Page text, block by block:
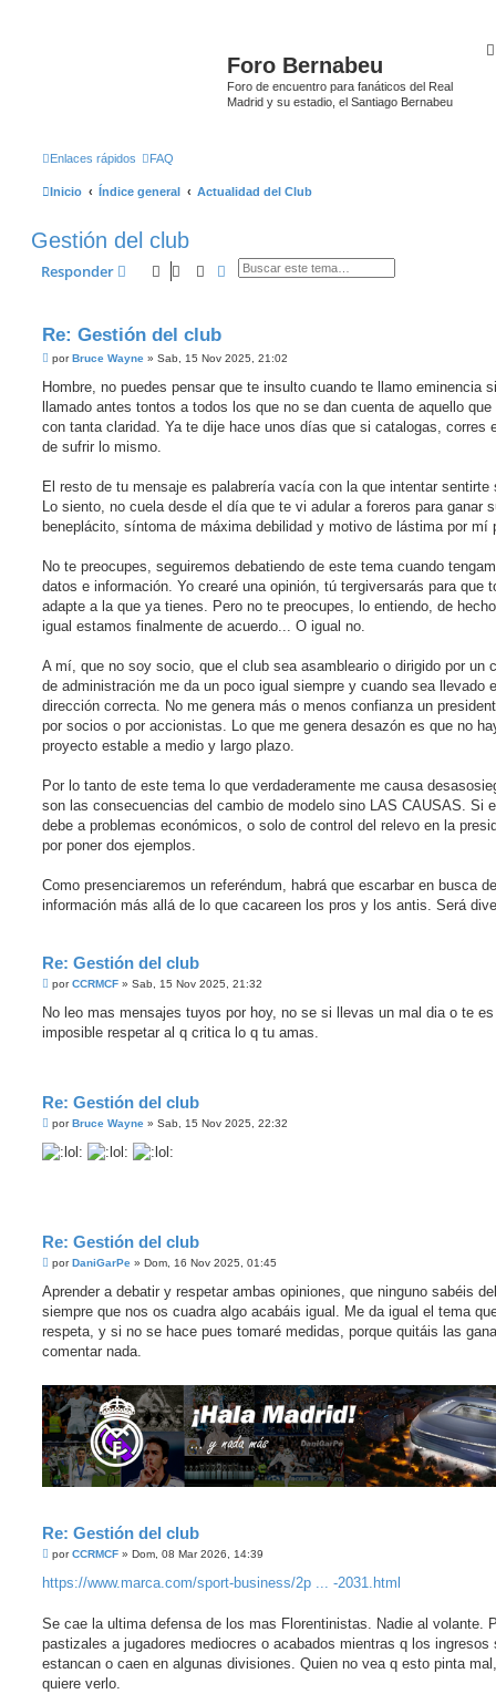
Foro Bernabeu
Foro de encuentro para fanáticos del Real
Madrid y su estadio, el Santiago Bernabeu
Enlaces rápidos FAQ
Inicio Índice general Actualidad del Club
Gestión del club
Responder BuscarBúsqueda avanzada
Re: Gestión del club
M
n
a
j
porBruce Wayne » Sab, 15 Nov 2025, 21:02
Hombre, no puedes pensar que te insulto cuando te llamo eminencia
llamado antes tontos a todos los que no se dan cuenta de aquello
con tanta claridad. Ya te dije hace unos días que si catalogas, corres
de sufrir lo mismo.
El resto de tu mensaje es palabrería vacía con la que intentar sentirte
Lo siento, no cuela desde el día que te vi adular a foreros para ganar
beneplácito, síntoma de máxima debilidad y motivo de lástima por mí
No te preocupes, seguiremos debatiendo de este tema cuando
datos e información. Yo crearé una opinión, tú tergiversarás para que
adapte a la que ya tienes. Pero no te preocupes, lo entiendo, de
igual estamos finalmente de acuerdo... O igual no.
A mí, que no soy socio, que el club sea asambleario o dirigido por un
de administración me da un poco igual siempre y cuando sea llevado
dirección correcta. No me genera más o menos confianza un
por socios o por accionistas. Lo que me genera desazón es que no
proyecto estable a medio y largo plazo.
Por lo tanto de este tema lo que verdaderamente me causa
son las consecuencias del cambio de modelo sino LAS CAUSAS. Si
debe a problemas económicos, o solo de control del relevo en la
por poner dos ejemplos.
Como presenciaremos un referéndum, habrá que escarbar en busca de
información más allá de lo que cacareen los pros y los antis. Será
Re: Gestión del club
M
n
a
porCCRMCF » Sab, 15 Nov 2025, 21:32
No leo mas mensajes tuyos por hoy, no se si llevas un mal dia o te es
imposible respetar al q critica lo q tu amas.
Re: Gestión del club
M
n
s
porBruce Wayne » Sab, 15 Nov 2025, 22:32
Re: Gestión del club
M
n
s
a
j
porDaniGarPe » Dom, 16 Nov 2025, 01:45
Aprender a debatir y respetar ambas opiniones, que ninguno sabéis
siempre que nos os cuadra algo acabáis igual. Me da igual el tema
respeta, y si no se hace pues tomaré medidas, porque quitáis las
comentar nada.
Re: Gestión del club
M
n
j
e
porCCRMCF » Dom, 08 Mar 2026, 14:39
https://www.marca.com/sport-business/2p ... -2031.html
Se cae la ultima defensa de los mas Florentinistas. Nadie al volante.
pastizales a jugadores mediocres o acabados mientras q los ingresos
estancan o caen en algunas divisiones. Quien no vea q esto pinta
quiere verlo.